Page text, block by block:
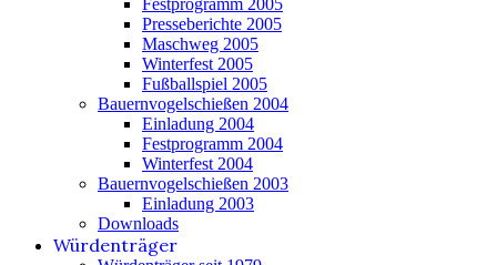
Presseberichte 2005
Maschweg 2005
Winterfest 2005
Fußballspiel 2005
Bauernvogelschießen 2004
Einladung 2004
Festprogramm 2004
Winterfest 2004
Bauernvogelschießen 2003
Einladung 2003
Downloads
Würdenträger